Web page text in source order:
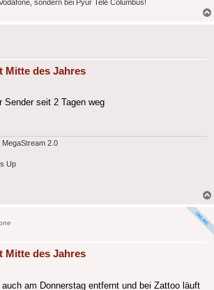
sondern bei Pyur Tele Columbus!
Mitte des Jahres
Sender seit 2 Tagen weg
2.0
Up
Mitte des Jahres
am Donnerstag entfernt und bei Zattoo läuft